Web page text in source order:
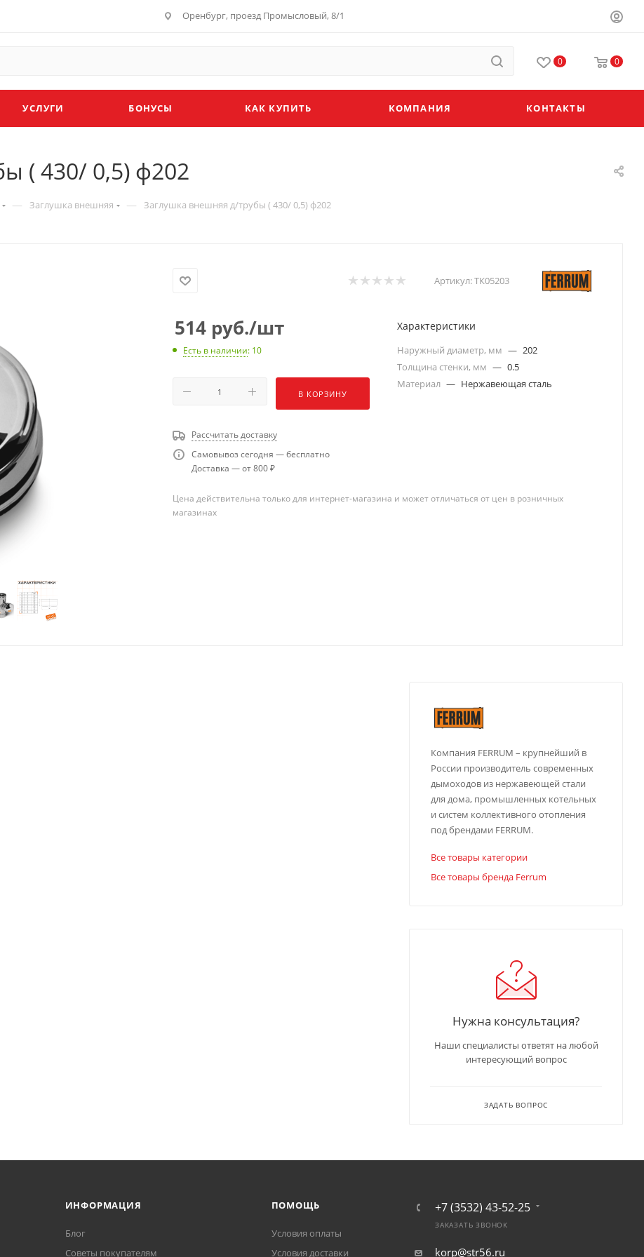
Оренбург, проезд Промысловый, 8/1
0 0
УСЛУГИ БОНУСЫ КАК КУПИТЬ КОМПАНИЯ КОНТАКТЫ
( 430/ 0,5) ф202
— Заглушка внешняя — Заглушка внешняя д/трубы ( 430/ 0,5) ф202
Артикул:ТК05203
514 руб./шт
Есть в наличии: 10
В КОРЗИНУ
Рассчитать доставку
Самовывоз сегодня — бесплатно
Доставка — от 800 ₽
Характеристики
Наружный диаметр, мм — 202
Толщина стенки, мм — 0.5
Материал — Нержавеющая сталь
Цена действительна только для интернет-магазина и может отличаться от цен в розничных
магазинах
Компания FERRUM – крупнейший в
России производитель современных
дымоходов из нержавеющей стали
для дома, промышленных котельных
и систем коллективного отопления
под брендами FERRUM.
Все товары категории
Все товары бренда Ferrum
Нужна консультация?
Наши специалисты ответят на любой
интересующий вопрос
ЗАДАТЬ ВОПРОС
ИНФОРМАЦИЯ
Блог
Советы покупателям
ПОМОЩЬ
Условия оплаты
Условия доставки
+7 (3532) 43-52-25
ЗАКАЗАТЬ ЗВОНОК
korp@str56.ru